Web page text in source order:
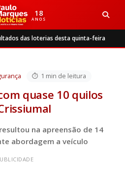
18
ANOS
das loterias desta quinta-feira
10 quilos de maconha em
1 min de leitura
quase 10 quilos
na apreensão de 14
abordagem a veículo